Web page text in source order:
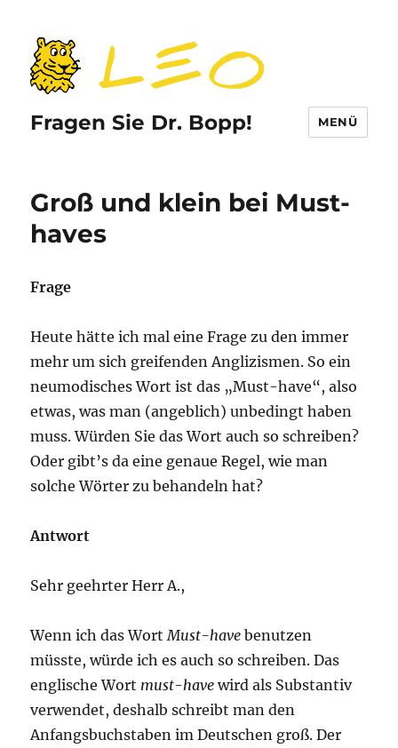
Fragen Sie Dr. Bopp! MENÜ
Groß und klein bei Must-
haves
Frage
Heute hätte ich mal eine Frage zu den immer
mehr um sich greifenden Anglizismen. So ein
neumodisches Wort ist das „Must-have“, also
etwas, was man (angeblich) unbedingt haben
muss. Würden Sie das Wort auch so schreiben?
Oder gibt’s da eine genaue Regel, wie man
solche Wörter zu behandeln hat?
Antwort
Sehr geehrter Herr A.,
Wenn ich das WortMust-have benutzen
müsste, würde ich es auch so schreiben. Das
englische Wort must-havewird als Substantiv
verwendet, deshalb schreibt man den
Anfangsbuchstaben im Deutschen groß. Der